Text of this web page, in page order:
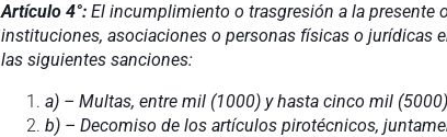
Artículo 4°: El incumplimiento o trasgresión a la presente
instituciones, asociaciones o personas físicas o jurídicas
las siguientes sanciones:
a) – Multas, entre mil (1000) y hasta cinco mil
b) – Decomiso de los artículos pirotécnicos,